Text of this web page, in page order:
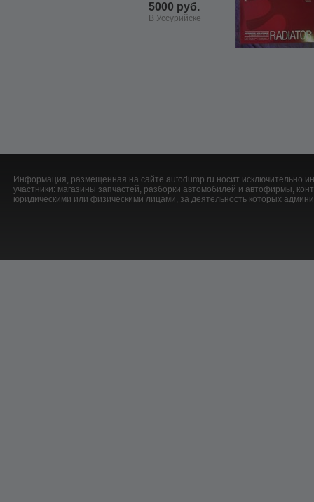
5000 руб.
В Уссурийске
Информация, размещенная на сайте autodump.ru носит исключительно
участники: магазины запчастей, разборки автомобилей и автофирмы,
юридическими или физическими лицами, за деятельность которых